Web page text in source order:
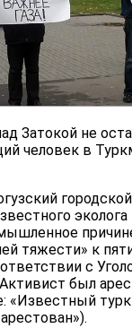
Затокой не
человек в
тяжести» к
с
был
«Известный